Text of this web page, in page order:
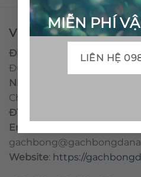
MIỄN PHÍ
LIÊN HỆ
VPĐD - CTY TNHH
Địa chỉ:
CCN Quán Lát, Xã
Đức, Tỉnh Quảng Ngãi
Nhà máy miền trung:
Chánh, Huyện Mộ Đức,
ĐT
Email
Website: https://